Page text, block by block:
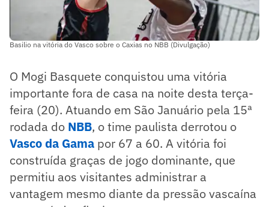
Basilio na vitória do Vasco sobre o Caxias no NBB (Divulgação)
O Mogi Basquete conquistou uma vitória
importante fora de casa na noite desta terça-
feira (20). Atuando em São Januário pela 15ª
rodada do NBB, o time paulista derrotou o
Vasco da Gama por 67 a 60. A vitória foi
construída graças de jogo dominante, que
permitiu aos visitantes administrar a
vantagem mesmo diante da pressão vascaína